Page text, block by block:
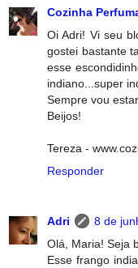
Cozinha
Oi Adri! Vi seu
gostei bastante
esse
indiano...super
Sempre vou
Beijos!
Tereza -
Responder
Adri
8 de
Olá, Maria! Seja
Esse frango